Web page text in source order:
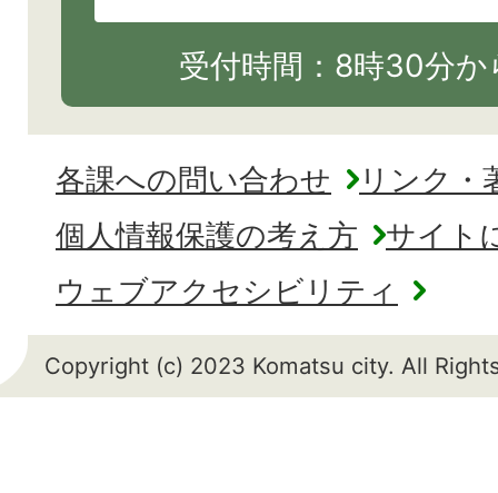
受付時間：8時30分
各課への問い合わせ
リンク・
個人情報保護の考え方
サイト
ウェブアクセシビリティ
Copyright (c) 2023 Komatsu city. All